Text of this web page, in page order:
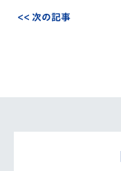
<< 次の記事